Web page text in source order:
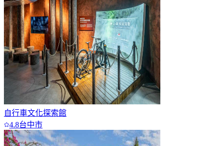
自行車文化探索館
4.8台中市